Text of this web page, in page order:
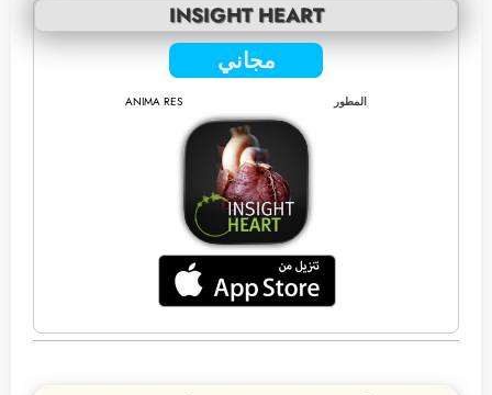
INSIGHT HEART
مجاني
المطور ANIMA RES